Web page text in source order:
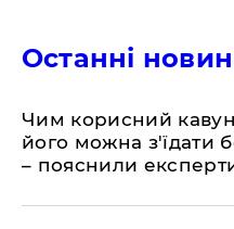
Останні
Чим корисний
його можна з'їдати
– пояснили